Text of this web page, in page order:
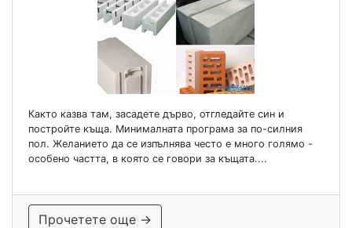
Както казва там, засадете дърво, отгледайте син и
постройте къща. Минималната програма за по-силния
пол. Желанието да се изпълнява често е много голямо -
особено частта, в която се говори за къщата....
Прочетете още →